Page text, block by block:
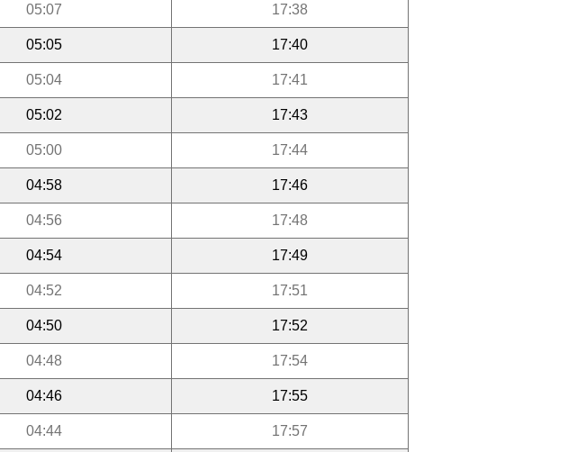
05:07 17:38
05:05 17:40
05:04 17:41
05:02 17:43
05:00 17:44
04:58 17:46
04:56 17:48
04:54 17:49
04:52 17:51
04:50 17:52
04:48 17:54
04:46 17:55
04:44 17:57